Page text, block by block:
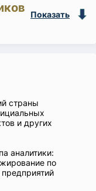
Показать
страны
и других
аналитики:
по